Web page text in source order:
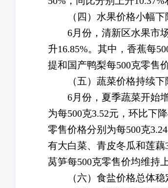
（四）水果价格小幅下
6月份，清新区水果市场
升16.85%。其中，香蕉每
提和国产鸭梨每500克零售
（五）蔬菜价格持续下
6月份，夏季蔬菜开始增
为每500克3.52元，环比下
零售价格分别为每500克
有大白菜、青皮冬瓜和莲藕
莴笋每500克零售价均维持
（六）食盐价格总体稳